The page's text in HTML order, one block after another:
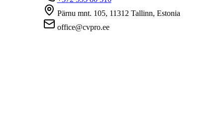
Pärnu mnt. 105, 11312 Tallinn, Estonia
office@cvpro.ee